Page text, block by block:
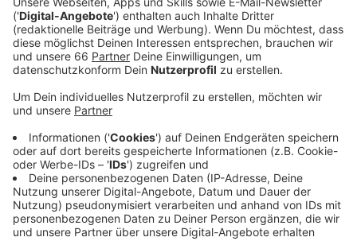
schlugen die Flammen bereits meterhoch aus den
Fenstern im Erdgeschoss. Der Brand drohte auf
die oberen Etagen überzugreifen. Wegen des
Feuers und des Brandrauchs konnten sich mehrere
Anwohner nicht mehr alleine in Sicherheit bringen,
sie wurden von Feuerwehrleuten aus dem Haus
geholt.
Veröffentlicht:Montag, 24.07.2023 05:44
Anzeige